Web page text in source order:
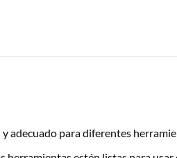
adecuado para diferentes